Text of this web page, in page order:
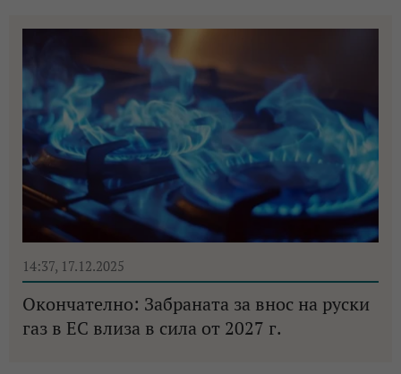
14:37, 17.12.2025
Окончателно: Забраната за внос на руски
газ в ЕС влиза в сила от 2027 г.